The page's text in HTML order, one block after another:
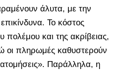
άλυτα, με την
Το κόστος
πολέμου και της ακρίβειας,
οι πληρωμές καθυστερούν
Παράλληλα, η